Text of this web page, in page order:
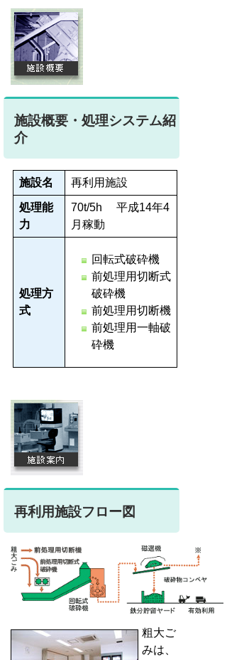
施設概要・処理システム紹
介
施設名 再利用施設
処理能
力
70t/5h 平成14年4
月稼動
処理方
式
回転式破砕機
前処理用切断式
破砕機
前処理用切断機
前処理用一軸破
砕機
再利用施設フロー図
粗大ご
みは、